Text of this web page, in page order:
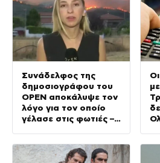
Συνάδελφος της
δημοσιογράφου του
OPEN αποκάλυψε τον
λόγο για τον οποίο
γέλασε στις φωτιές –